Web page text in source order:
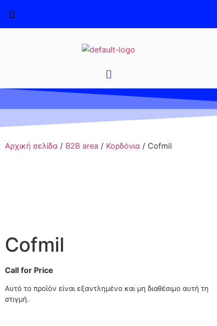
Αρχική σελίδα / B2B area / Κορδόνια / Cofmil
Cofmil
Call for Price
Αυτό το προϊόν είναι εξαντλημένο και μη διαθέσιμο αυτή τη
στιγμή.